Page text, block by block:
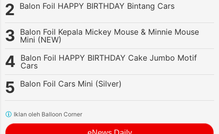
Balon Foil HAPPY BIRTHDAY Bintang Cars
Balon Foil Kepala Mickey Mouse & Minnie Mouse
Mini (NEW)
Balon Foil HAPPY BIRTHDAY Cake Jumbo Motif
Cars
Balon Foil Cars Mini (Silver)
Iklan oleh Balloon Corner